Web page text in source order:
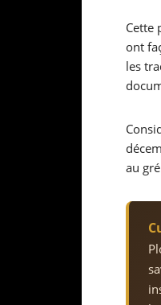
Cette
ont
les
au